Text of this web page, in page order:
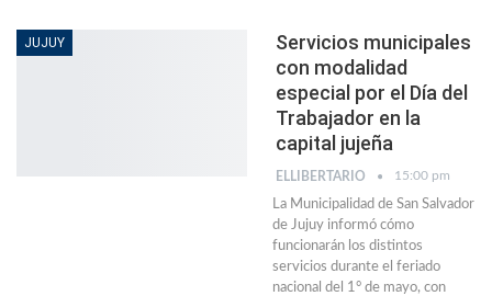
JUJUY
Servicios municipales
con modalidad
especial por el Día del
Trabajador en la
capital jujeña
ELLIBERTARIO 15:00 pm
La Municipalidad de San Salvador
de Jujuy informó cómo
funcionarán los distintos
servicios durante el feriado
nacional del 1° de mayo, con